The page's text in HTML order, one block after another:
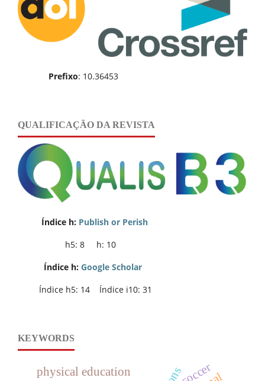
Prefixo: 10.36453
QUALIFICAÇÃO DA REVISTA
Índice h: Publish or Perish
h5: 8 h: 10
Índice h: Google Scholar
Índice h5: 14 Índice i10: 31
KEYWORDS
physical education soccer